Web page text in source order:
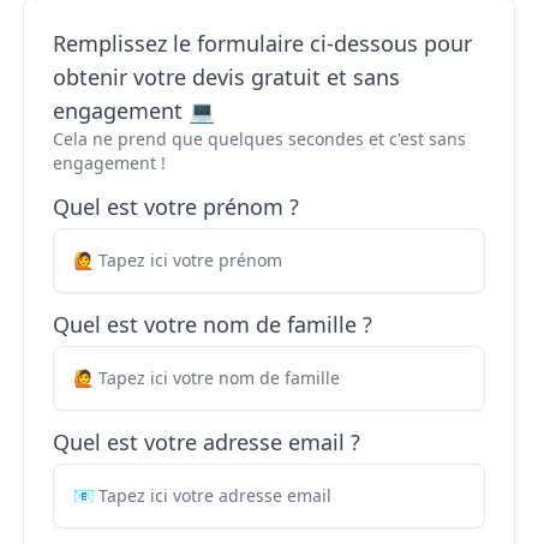
Remplissez le formulaire ci-dessous pour
obtenir votre devis gratuit et sans
engagement 💻
Cela ne prend que quelques secondes et c'est sans
engagement !
Quel est votre prénom ?
Quel est votre nom de famille ?
Quel est votre adresse email ?